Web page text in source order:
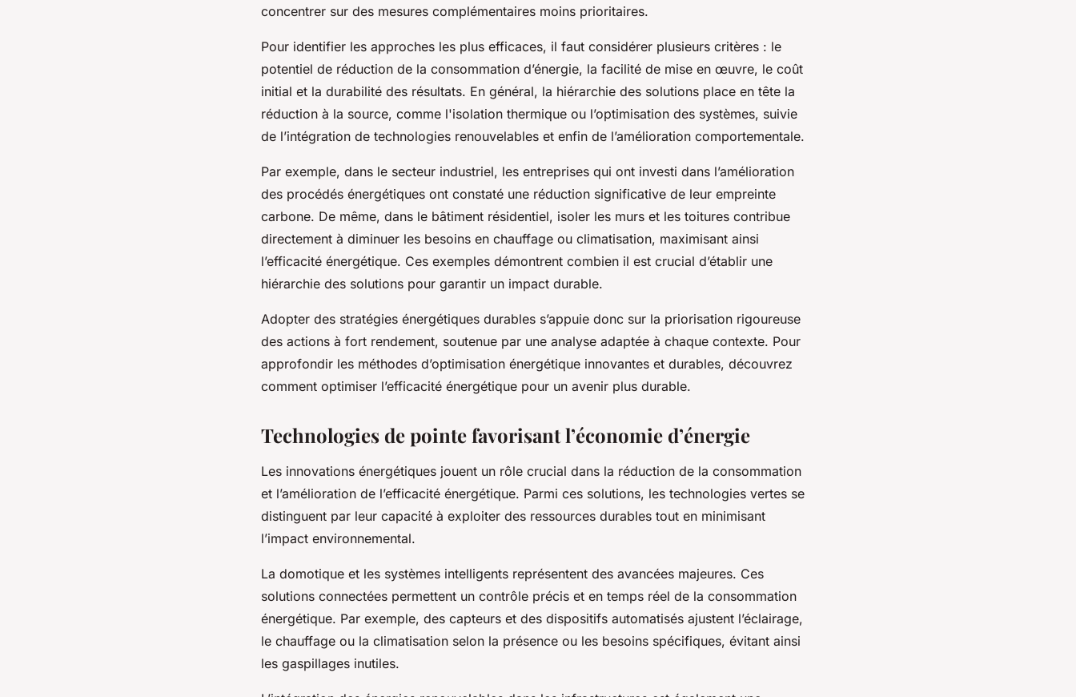
concentrer sur des mesures complémentaires moins prioritaires.
Pour identifier les approches les plus efficaces, il faut considérer plusieurs critères : le
potentiel de réduction de la consommation d’énergie, la facilité de mise en œuvre, le coût
initial et la durabilité des résultats. En général, la hiérarchie des solutions place en tête la
réduction à la source, comme l'isolation thermique ou l’optimisation des systèmes, suivie
de l’intégration de technologies renouvelables et enfin de l’amélioration comportementale.
Par exemple, dans le secteur industriel, les entreprises qui ont investi dans l’amélioration
des procédés énergétiques ont constaté une réduction significative de leur empreinte
carbone. De même, dans le bâtiment résidentiel, isoler les murs et les toitures contribue
directement à diminuer les besoins en chauffage ou climatisation, maximisant ainsi
l’efficacité énergétique. Ces exemples démontrent combien il est crucial d’établir une
hiérarchie des solutions pour garantir un impact durable.
Adopter des stratégies énergétiques durables s’appuie donc sur la priorisation rigoureuse
des actions à fort rendement, soutenue par une analyse adaptée à chaque contexte. Pour
approfondir les méthodes d’optimisation énergétique innovantes et durables, découvrez
comment optimiser l’efficacité énergétique pour un avenir plus durable.
Technologies de pointe favorisant l’économie d’énergie
Les innovations énergétiques jouent un rôle crucial dans la réduction de la consommation
et l’amélioration de l’efficacité énergétique. Parmi ces solutions, les technologies vertes se
distinguent par leur capacité à exploiter des ressources durables tout en minimisant
l’impact environnemental.
La domotique et les systèmes intelligents représentent des avancées majeures. Ces
solutions connectées permettent un contrôle précis et en temps réel de la consommation
énergétique. Par exemple, des capteurs et des dispositifs automatisés ajustent l’éclairage,
le chauffage ou la climatisation selon la présence ou les besoins spécifiques, évitant ainsi
les gaspillages inutiles.